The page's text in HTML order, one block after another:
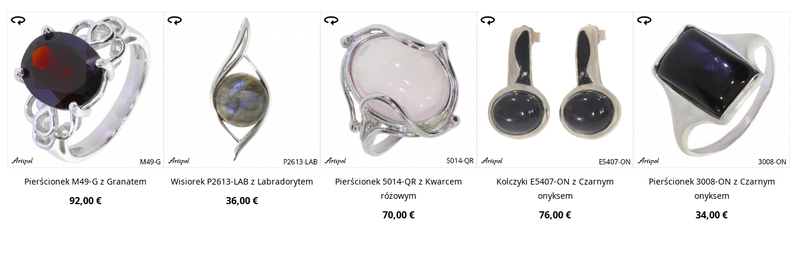
Pierścionek M49-G z Granatem
92,00 €
Wisiorek P2613-LAB z Labradorytem
36,00 €
Pierścionek 5014-QR z Kwarcem
różowym
70,00 €
Kolczyki E5407-ON z Czarnym
onyksem
76,00 €
Pierścionek 3008-ON z Czarnym
onyksem
34,00 €